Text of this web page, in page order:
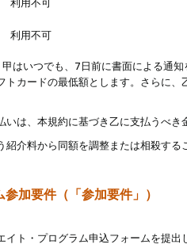
利用不可
はいつでも、7日前に書面による通
トカードの最低額とします。さらに
は、本規約に基づき乙に支払うべき
介料から同額を調整または相殺する
加要件（「参加要件」）
ト・プログラム申込フォームを提